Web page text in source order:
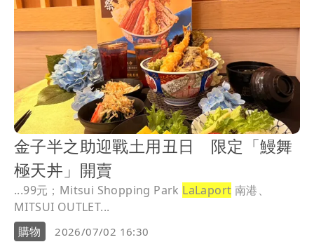
金子半之助迎戰土用丑日 限定「鰻舞
極天丼」開賣
...99元；Mitsui Shopping Park LaLaport 南港、
MITSUI OUTLET...
購物
2026/07/02 16:30